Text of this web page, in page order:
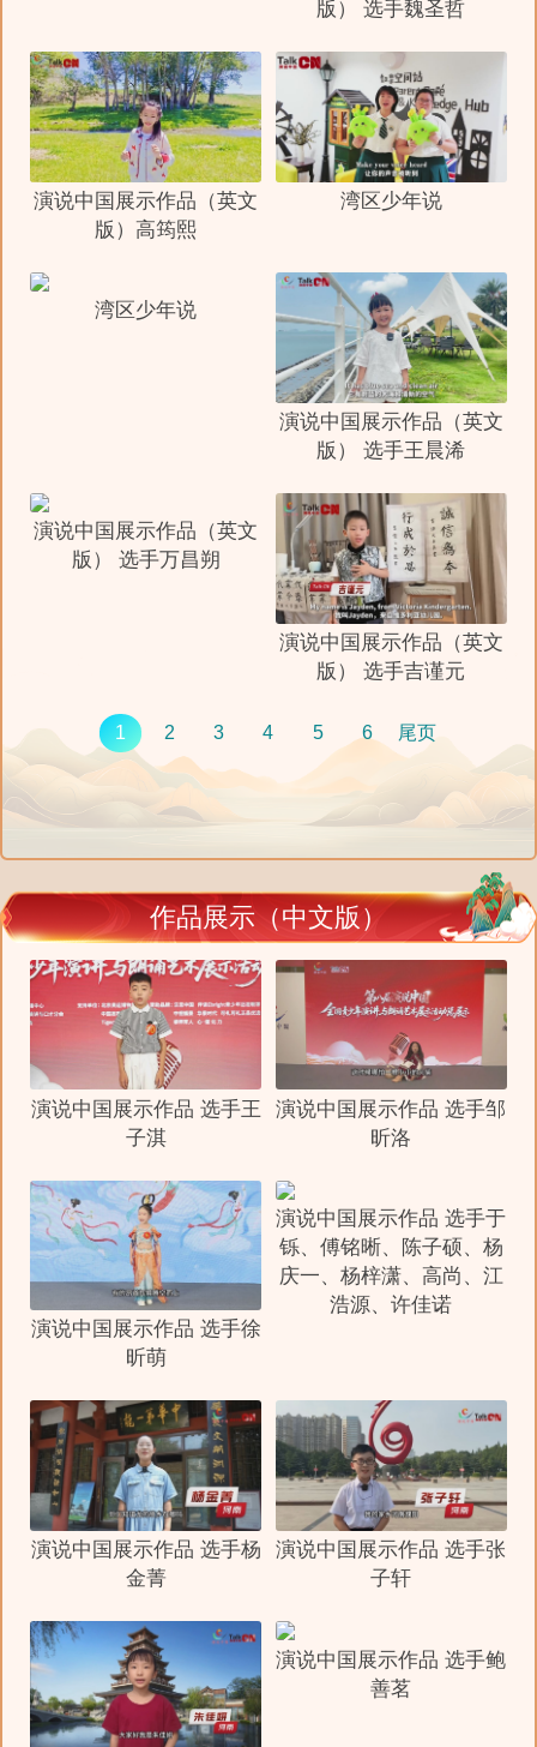
版） 选手魏圣哲
演说中国展示作品（英文
版）高筠熙
湾区少年说
湾区少年说
演说中国展示作品（英文
版） 选手王晨浠
演说中国展示作品（英文
版） 选手万昌朔
演说中国展示作品（英文
版） 选手吉谨元
1 2 3 4 5 6 尾页
作品展示（中文版）
演说中国展示作品 选手王
子淇
演说中国展示作品 选手邹
昕洛
演说中国展示作品 选手徐
昕萌
演说中国展示作品 选手于
铄、傅铭晰、陈子硕、杨
庆一、杨梓潇、高尚、江
浩源、许佳诺
演说中国展示作品 选手杨
金菁
演说中国展示作品 选手张
子轩
演说中国展示作品 选手鲍
善茗